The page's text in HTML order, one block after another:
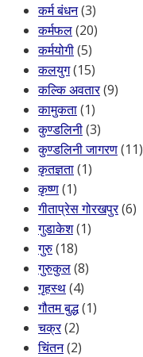
कर्म बंधन(3)
कर्मफल(20)
कर्मयोगी(5)
कलयुग(15)
कल्कि अवतार(9)
कामुकता(1)
कुण्डलिनी(3)
कुण्डलिनी जागरण(11)
कृतज्ञता(1)
कृष्ण(1)
गीताप्रेस गोरखपुर(6)
गुडाकेश(1)
गुरु(18)
गुरुकुल(8)
गृहस्थ(4)
गौतम बुद्ध(1)
चक्र(2)
चिंतन(2)